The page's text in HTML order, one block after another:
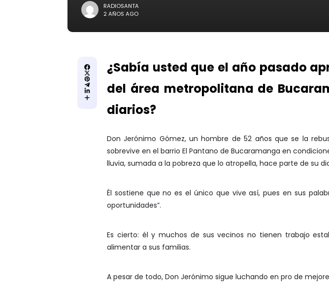
RADIOSANTA
2 AÑOS AGO
¿Sabía usted que el año pasado
del área metropolitana de
diarios?
Don Jerónimo Gómez, un hombre de 52 años que se la
sobrevive en el barrio El Pantano de Bucaramanga en
lluvia, sumada a la pobreza que lo atropella, hace parte de su
Él sostiene que no es el único que vive así, pues en sus
oportunidades”.
Es cierto: él y muchos de sus vecinos no tienen trabajo
alimentar a sus familias.
A pesar de todo, Don Jerónimo sigue luchando en pro de